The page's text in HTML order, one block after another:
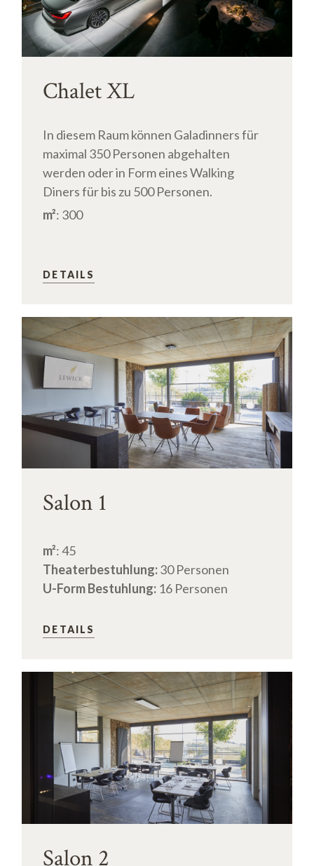
Chalet XL
In diesem Raum können Galadinners für
maximal 350 Personen abgehalten
werden oder in Form eines Walking
Diners für bis zu 500 Personen.
m²: 300
DETAILS
Salon 1
m²: 45
Theaterbestuhlung:30 Personen
U-Form Bestuhlung: 16 Personen
DETAILS
Salon 2